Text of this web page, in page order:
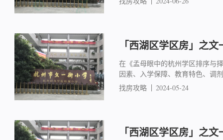
「西湖区学区房」之
在《孟母眼中的杭州学区排序与
因素、入学保障、教育特色、调
找房攻略
2024-05-24
「西湖区学区房」之